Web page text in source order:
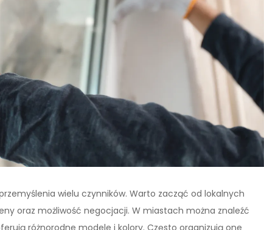
wielu czynników. Warto zacząć od lokalnych
oraz możliwość negocjacji. W miastach można znaleźć
różnorodne modele i kolory. Często organizują one